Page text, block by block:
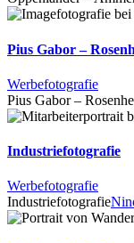
Pius Gabor –
Werbefotografie
Pius Gabor –
Industriefotografie
Werbefotografie
Industriefotografie